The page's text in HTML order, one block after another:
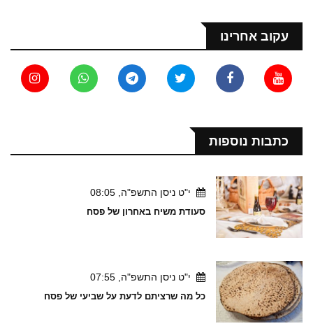
עקוב אחרינו
כתבות נוספות
י"ט ניסן התשפ"ה, 08:05
סעודת משיח באחרון של פסח
י"ט ניסן התשפ"ה, 07:55
כל מה שרציתם לדעת על שביעי של פסח